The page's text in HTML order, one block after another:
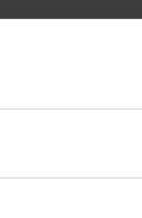
Trefferliste
den